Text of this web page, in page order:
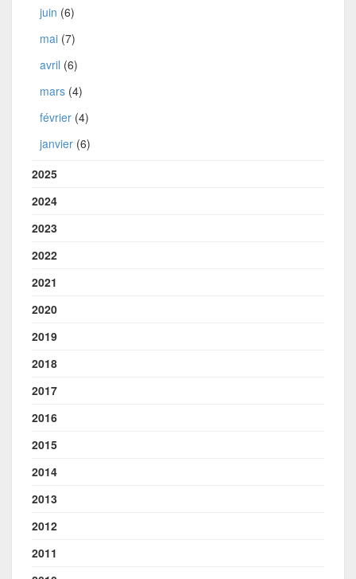
juin (6)
mai (7)
avril (6)
mars (4)
février (4)
janvier (6)
2025
2024
2023
2022
2021
2020
2019
2018
2017
2016
2015
2014
2013
2012
2011